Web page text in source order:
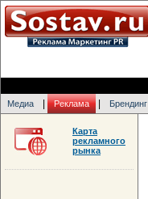
Медиа Реклама Брендинг
Карта
рекламного
рынка